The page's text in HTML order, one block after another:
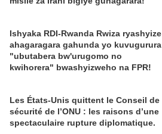
Ishyaka RDI-Rwanda Rwiza ryashyize
ahagaragara gahunda yo kuvugurura
"ubutabera bw'urugomo no
kwihorera" bwashyizweho na FPR!
Les États-Unis quittent le Conseil de
sécurité de l’ONU : les raisons d’une
spectaculaire rupture diplomatique.